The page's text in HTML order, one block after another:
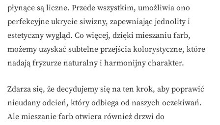
płynące są liczne. Przede wszystkim, umożliwia ono
perfekcyjne ukrycie siwizny, zapewniając jednolity i
estetyczny wygląd. Co więcej, dzięki mieszaniu farb,
możemy uzyskać subtelne przejścia kolorystyczne, które
nadają fryzurze naturalny i harmonijny charakter.
Zdarza się, że decydujemy się na ten krok, aby poprawić
nieudany odcień, który odbiega od naszych oczekiwań.
Ale mieszanie farb otwiera również drzwi do